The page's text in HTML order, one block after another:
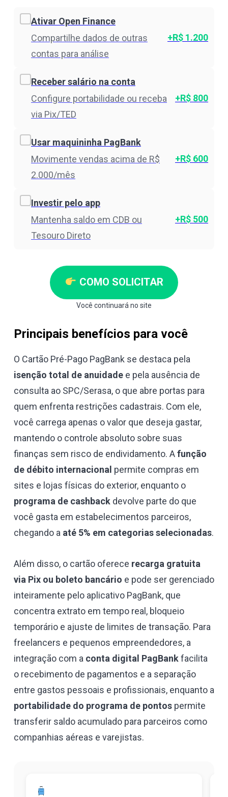
Ativar Open Finance
Compartilhe dados de outras
contas para análise
+R$ 1.200
Receber salário na conta
Configure portabilidade ou receba
via Pix/TED
+R$ 800
Usar maquininha PagBank
Movimente vendas acima de R$
2.000/mês
+R$ 600
Investir pelo app
Mantenha saldo em CDB ou
Tesouro Direto
+R$ 500
COMO SOLICITAR
Você continuará no site
Principais benefícios para você
O Cartão Pré-Pago PagBank se destaca pela
isenção total de anuidade e pela ausência de
consulta ao SPC/Serasa, o que abre portas para
quem enfrenta restrições cadastrais. Com ele,
você carrega apenas o valor que deseja gastar,
mantendo o controle absoluto sobre suas
finanças sem risco de endividamento. Afunção
de débito internacional permite compras em
sites e lojas físicas do exterior, enquanto o
programa de cashback devolve parte do que
você gasta em estabelecimentos parceiros,
chegando a até 5% em categorias selecionadas.
Além disso, o cartão oferece recarga gratuita
via Pix ou boleto bancário e pode ser gerenciado
inteiramente pelo aplicativo PagBank, que
concentra extrato em tempo real, bloqueio
temporário e ajuste de limites de transação. Para
freelancers e pequenos empreendedores, a
integração com a conta digital PagBankfacilita
o recebimento de pagamentos e a separação
entre gastos pessoais e profissionais, enquanto a
portabilidade do programa de pontos permite
transferir saldo acumulado para parceiros como
companhias aéreas e varejistas.